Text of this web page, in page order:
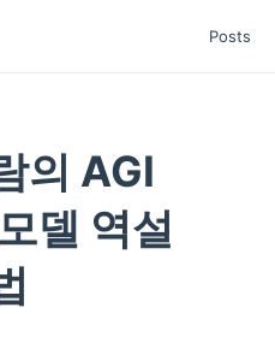
Posts
의 AGI
델 역설